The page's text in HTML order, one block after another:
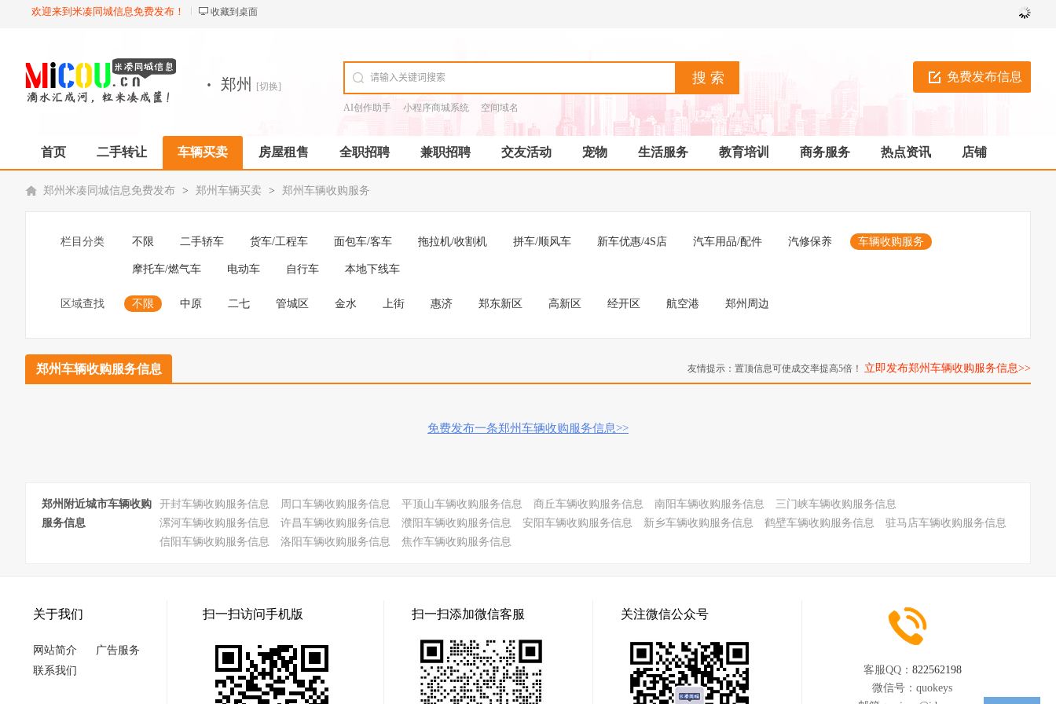
欢迎来到米凑同城信息免费发布！ 收藏到桌面
免费发布信息
· 郑州
[切换]
AI创作助手
小程序商城系统 空间域名
首页 二手转让 车辆买卖 房屋租售 全职招聘 兼职招聘 交友活动 宠物 生活服务 教育培训 商务服务 热点资讯 店铺
郑州米凑同城信息免费发布 > 郑州车辆买卖 > 郑州车辆收购服务
栏目分类 不限 二手轿车 货车/工程车 面包车/客车 拖拉机/收割机 拼车/顺风车 新车优惠/4S店 汽车用品/配件 汽修保养 车辆收购服务
摩托车/燃气车 电动车 自行车 本地下线车
区域查找 不限 中原 二七 管城区 金水 上街 惠济 郑东新区 高新区 经开区 航空港 郑州周边
郑州车辆收购服务信息 友情提示：置顶信息可使成交率提高5倍！ 立即发布郑州车辆收购服务信息>>
免费发布一条郑州车辆收购服务信息>>
郑州附近城市车辆收购
服务信息
开封车辆收购服务信息 周口车辆收购服务信息 平顶山车辆收购服务信息 商丘车辆收购服务信息 南阳车辆收购服务信息
三门峡车辆收购服务信息
漯河车辆收购服务信息
许昌车辆收购服务信息 濮阳车辆收购服务信息 安阳车辆收购服务信息 新乡车辆收购服务信息 鹤壁车辆收购服务信息
驻马店车辆收购服务信息
信阳车辆收购服务信息
洛阳车辆收购服务信息 焦作车辆收购服务信息
关于我们
网站简介
广告服务
联系我们
扫一扫访问手机版 扫一扫添加微信客服 关注微信公众号
客服QQ： 822562198
微信号： quokeys